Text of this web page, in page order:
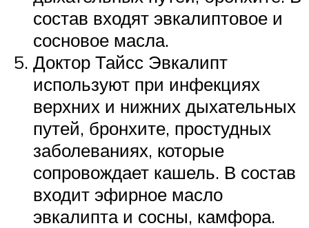
состав входят эвкалиптовое и
сосновое масла.
Доктор Тайсс Эвкалипт
используют при инфекциях
верхних и нижних дыхательных
путей, бронхите, простудных
заболеваниях, которые
сопровождает кашель. В состав
входит эфирное масло
эвкалипта и сосны, камфора.